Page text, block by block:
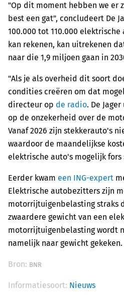
"Op dit moment hebben we er
best een gat", concludeert De
100.000 tot 110.000
kan rekenen, kan uitrekenen
naar die 1,9 miljoen gaan in
"Als je als overheid dit soort
condities creëren om dat
directeur op de radio. De
op de onzekerheid over de
Vanaf 2026 zijn stekkerauto's
waardoor de maandelijkse
elektrische auto's mogelijk fors
Eerder kwam een ING-expert
Elektrische autobezitters zijn
motorrijtuigenbelasting straks
zwaardere gewicht van een
motorrijtuigenbelasting wordt
namelijk naar gewicht gekeken.
Bron: BNR
Informatiesoort: Nieuws